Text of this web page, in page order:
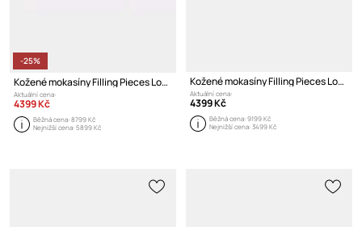
-25%
Kožené mokasíny Filling Pieces Loafer Polido
Aktuální cena:
4399 Kč
Běžná cena:8799 Kč
Nejnižší cena:5899 Kč
Kožené mokasíny Filling Pieces Loafer Polido
Aktuální cena:
4399 Kč
Běžná cena:9199 Kč
Nejnižší cena:3499 Kč